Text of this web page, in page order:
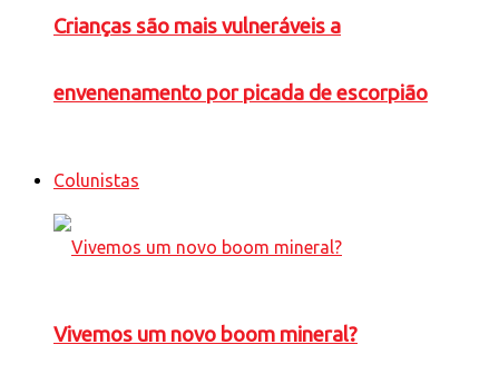
Crianças são mais vulneráveis a
envenenamento por picada de escorpião
Colunistas
Vivemos um novo boom mineral?